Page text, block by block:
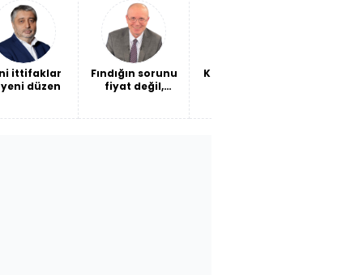
ettirdi!
ittifaklar
düzen
Fındığın sorunu
fiyat değil,
Kendi barışına